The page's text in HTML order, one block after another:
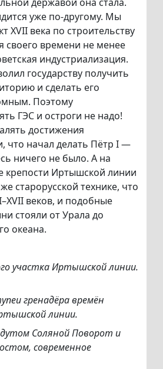
уже по-другому. Мы
XVII века по строительству
своего времени не менее
индустриализация.
государству получить
и сделать его
Поэтому
ГЭС и остроги не надо!
достижения
что начал делать Пётр I —
ничего не было. А на
крепости Иртышской линии
старорусской технике, что
веков, и подобные
стояли от Урала до
океана.
участка Иртышской линии.
гренадёра времён
линии.
Соляной Поворот и
современное